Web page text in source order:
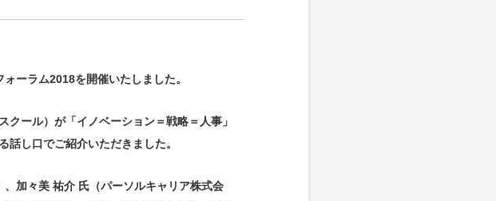
ーラム2018を開催いたしました。
ール）が「イノベーション＝戦略＝人事」
話し口でご紹介いただきました。
加々美 祐介 氏（パーソルキャリア株式会